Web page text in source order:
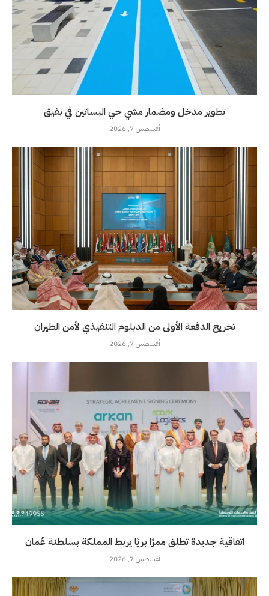
تطوير مدخل ومضمار مشي حي البساتين في بقيق
أغسطس 7, 2026
تخريج الدفعة الأولى من الدبلوم التنفيذي لأمن الطيران
أغسطس 7, 2026
اتفاقية جديدة تطلق ممرًا بريًا يربط المملكة بسلطنة عُمان
أغسطس 7, 2026